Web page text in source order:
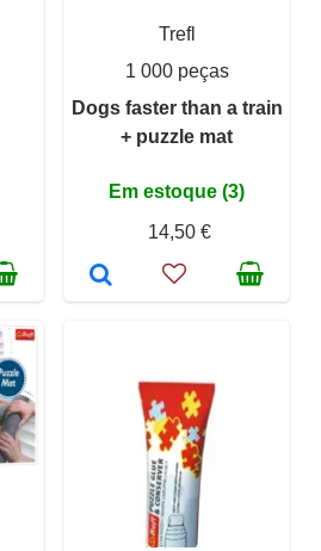
Trefl
1 000 peças
Dogs faster than a train
+ puzzle mat
Em estoque (3)
14,50 €